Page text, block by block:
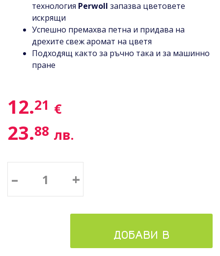
технология Perwoll запазва цветовете
искрящи
Успешно премахва петна и придава на
дрехите свеж аромат на цветя
Подходящ както за ръчно така и за машинно
пране
12.21 €
23.88 лв.
– +
ДОБАВИ В